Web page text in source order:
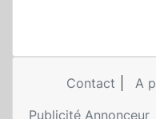
Contact
A
Publicité Annonceur